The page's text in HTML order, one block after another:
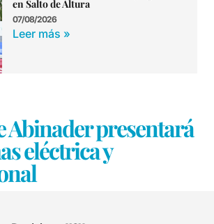
en Salto de Altura
07/08/2026
Leer más »
Abinader presentará
eléctrica y